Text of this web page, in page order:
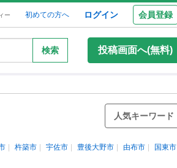
ー 初めての方へ ログイン 会員登録
検索 投稿画面へ(無料)
人気キーワード
杵築市 宇佐市 豊後大野市 由布市
国東市